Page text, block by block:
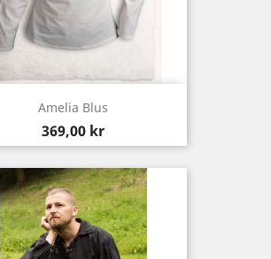
Amelia Blus
Pris
369,00 kr